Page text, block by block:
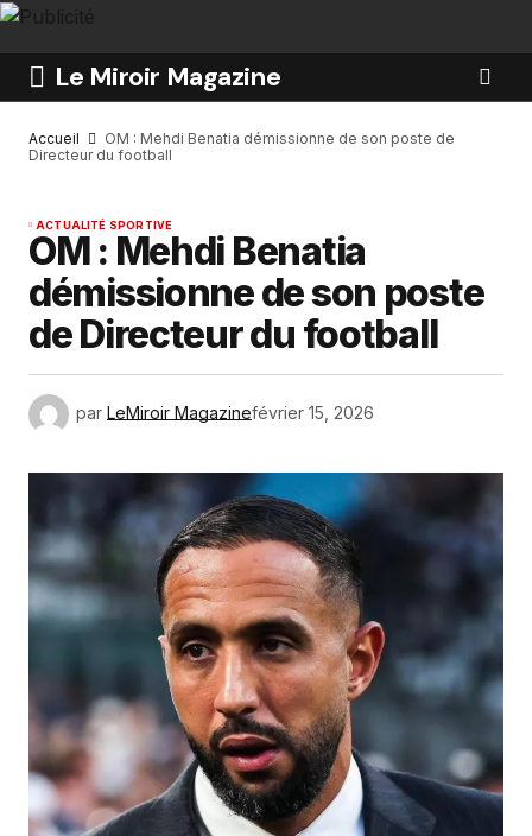
Le Miroir Magazine
Accueil
‎OM : Mehdi Benatia démissionne de son poste de
Directeur du football
ACTUALITÉ SPORTIVE
‎OM : Mehdi Benatia
démissionne de son poste
de Directeur du football
par LeMiroir Magazinefévrier 15, 2026